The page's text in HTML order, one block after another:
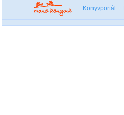
Könyvportál